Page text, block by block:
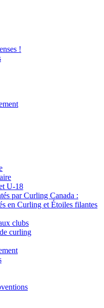
!
U-18
par Curling Canada :
en Curling et Étoiles filantes
clubs
curling